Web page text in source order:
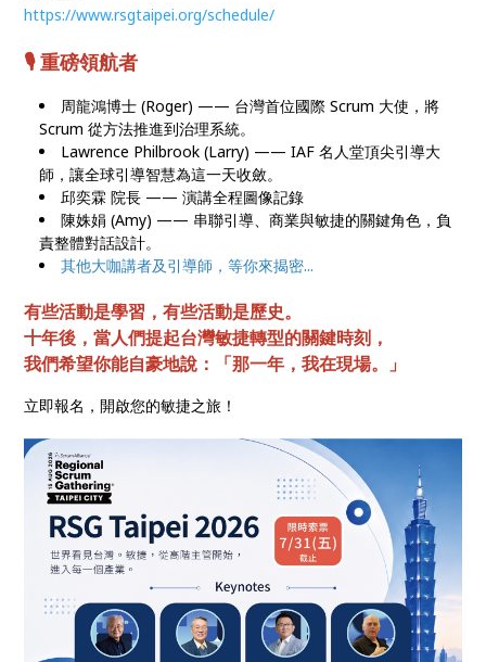
https://www.rsgtaipei.org/schedule/
🎙️ 重磅領航者
周龍鴻博士 (Roger) —— 台灣首位國際 Scrum 大使，將
Scrum 從方法推進到治理系統。
Lawrence Philbrook (Larry) —— IAF 名人堂頂尖引導大
師，讓全球引導智慧為這一天收斂。
邱奕霖 院長 —— 演講全程圖像記錄
陳姝娟 (Amy) —— 串聯引導、商業與敏捷的關鍵角色，負
責整體對話設計。
其他大咖講者及引導師，等你來揭密...
有些活動是學習，有些活動是歷史。
十年後，當人們提起台灣敏捷轉型的關鍵時刻，
我們希望你能自豪地說：「那一年，我在現場。」
立即報名，開啟您的敏捷之旅！